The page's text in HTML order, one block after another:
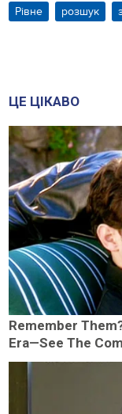
Рівне розшук
ЦЕ ЦІКАВО
Remember
Era—See The